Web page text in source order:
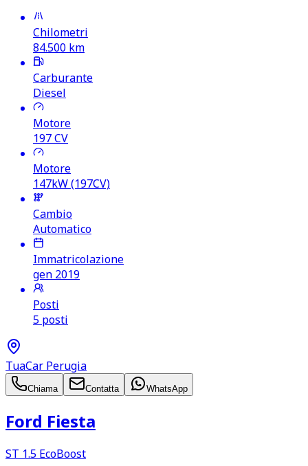
Chilometri
84.500 km
Carburante
Diesel
Motore
197CV
Motore
147kW (197CV)
Cambio
Automatico
Immatricolazione
gen 2019
Posti
5 posti
TuaCar Perugia
Chiama Contatta WhatsApp
Ford Fiesta
ST 1.5 EcoBoost